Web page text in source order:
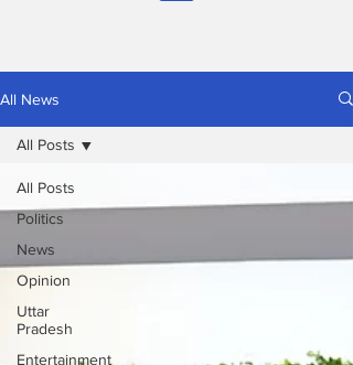
All News
All Posts
Politics
News
Opinion
Uttar
Pradesh
Entertainment
All Posts